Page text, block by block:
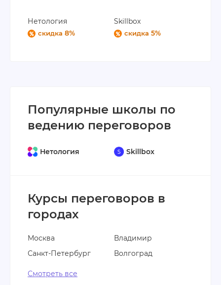
Нетология
скидка 8%
Skillbox
скидка 5%
Популярные школы по
ведению переговоров
Нетология Skillbox
Курсы переговоров в
городах
Москва
Санкт-Петербург
Владимир
Волгоград
Смотреть все